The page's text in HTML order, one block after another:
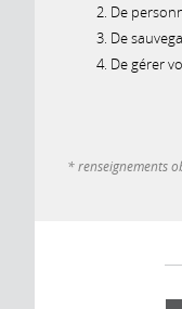
De
De
De gérer
* renseignements